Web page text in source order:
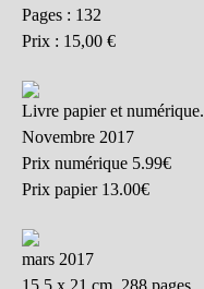
Pages : 132
Prix : 15,00 €
Livre papier et numérique.
Novembre 2017
Prix numérique 5.99€
Prix papier 13.00€
mars 2017